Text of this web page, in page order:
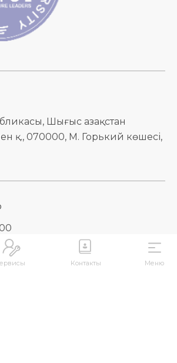
Контакты Меню
Шығыс Қазақстан
қ., 070000, М. Горький көшесі,